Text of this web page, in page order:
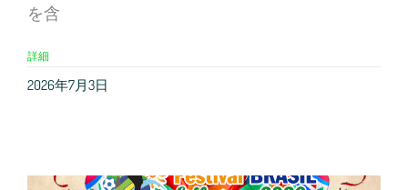
を含
詳細
2026年7月3日